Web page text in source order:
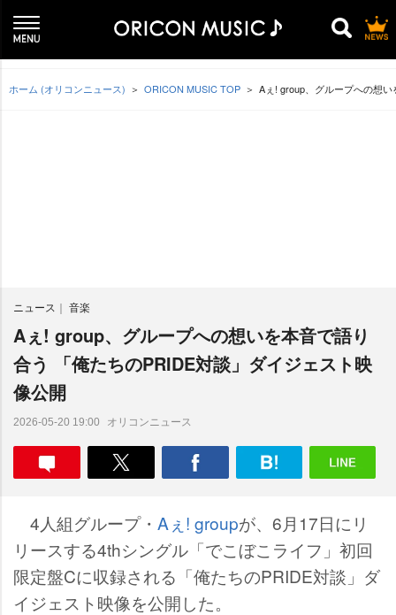
ホーム (オリコンニュース) ORICON MUSIC TOP Aぇ! group、グループへの想
ニュース 音楽
Aぇ! group、グループへの想いを本音で語り
合う 「俺たちのPRIDE対談」ダイジェスト映
像公開
2026-05-20 19:00 オリコンニュース
4人組グループ・ Aぇ! groupが、6月17日にリ
リースする4thシングル「でこぼこライフ」初回
限定盤Cに収録される「俺たちのPRIDE対談」ダ
イジェスト映像を公開した。